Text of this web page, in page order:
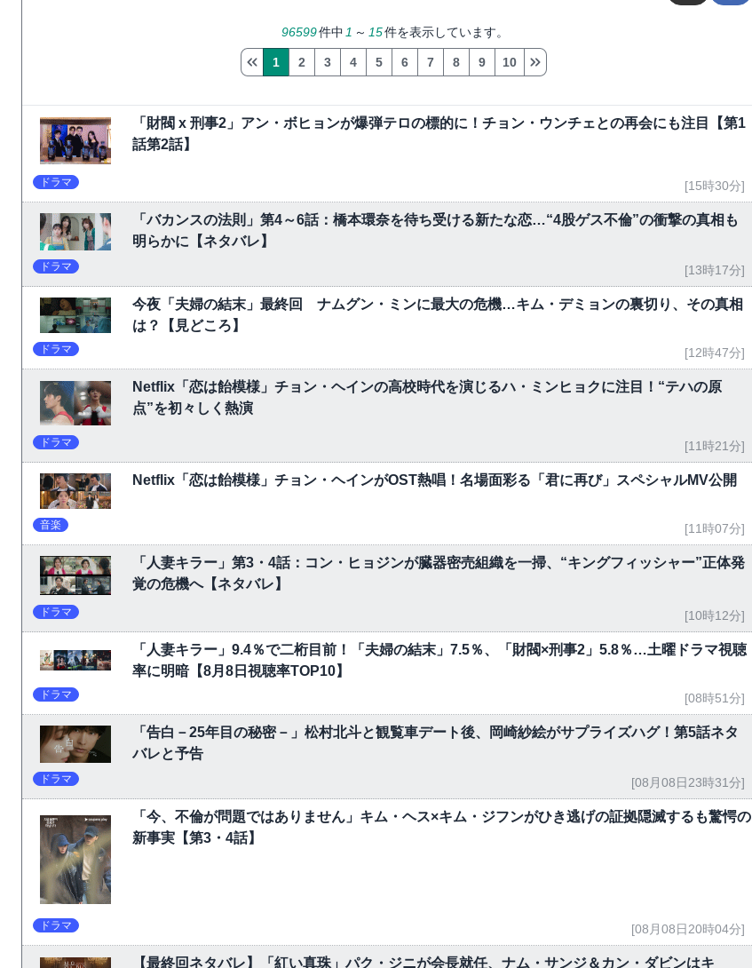
96599件中 1 ～ 15件を表示しています。
1 2 3 4 5 6 7 8 9 10
「財閥 x 刑事2」アン・ボヒョンが爆弾テロの標的に！チョン・ウンチェとの再会にも注目【第1
話第2話】
ドラマ [15時30分]
「バカンスの法則」第4～6話：橋本環奈を待ち受ける新たな恋…“4股ゲス不倫”の衝撃の真相も
明らかに【ネタバレ】
ドラマ [13時17分]
今夜「夫婦の結末」最終回 ナムグン・ミンに最大の危機…キム・デミョンの裏切り、その真相
は？【見どころ】
ドラマ [12時47分]
Netflix「恋は飴模様」チョン・ヘインの高校時代を演じるハ・ミンヒョクに注目！“テハの原
点”を初々しく熱演
ドラマ [11時21分]
Netflix「恋は飴模様」チョン・ヘインがOST熱唱！名場面彩る「君に再び」スペシャルMV公開
音楽 [11時07分]
「人妻キラー」第3・4話：コン・ヒョジンが臓器密売組織を一掃、“キングフィッシャー”正体発
覚の危機へ【ネタバレ】
ドラマ [10時12分]
「人妻キラー」9.4％で二桁目前！「夫婦の結末」7.5％、「財閥×刑事2」5.8％…土曜ドラマ視聴
率に明暗【8月8日視聴率TOP10】
ドラマ [08時51分]
「告白－25年目の秘密－」松村北斗と観覧車デート後、岡崎紗絵がサプライズハグ！第5話ネタ
バレと予告
ドラマ [08月08日23時31分]
「今、不倫が問題ではありません」キム・ヘス×キム・ジフンがひき逃げの証拠隠滅するも驚愕の
新事実【第3・4話】
ドラマ [08月08日20時04分]
【最終回ネタバレ】「紅い真珠」パク・ジニが会長就任、ナム・サンジ＆カン・ダビンはキ